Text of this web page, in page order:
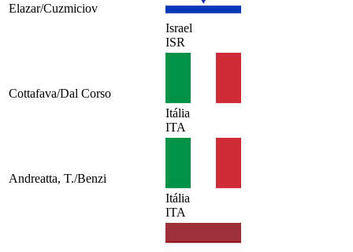
Elazar/Cuzmiciov
Israel
ISR
Cottafava/Dal Corso
Itália
ITA
Andreatta, T./Benzi
Itália
ITA